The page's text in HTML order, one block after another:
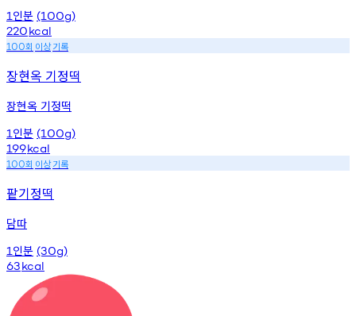
1 인분 (100g)
220kcal
100회 이상기록
장현옥 기정떡
장현옥 기정떡
1 인분 (100g)
199kcal
100회 이상기록
팥기정떡
담따
1 인분 (30g)
63kcal